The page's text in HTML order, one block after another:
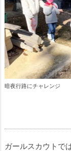
暗夜行路にチャレンジ
ガールスカウトで